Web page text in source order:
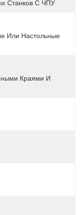
Станков С ЧПУ
Или Настольные
Краями И